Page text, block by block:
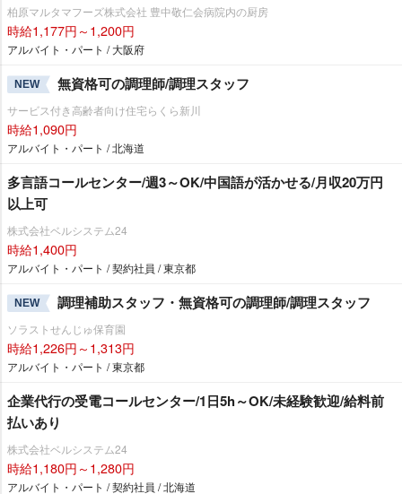
柏原マルタマフーズ株式会社 豊中敬仁会病院内の厨房
時給1,177円～1,200円
アルバイト・パート / 大阪府
NEW 無資格可の調理師/調理スタッフ
サービス付き高齢者向け住宅らくら新川
時給1,090円
アルバイト・パート / 北海道
多言語コールセンター/週3～OK/中国語が活かせる/月収20万円
以上可
株式会社ベルシステム24
時給1,400円
アルバイト・パート / 契約社員 / 東京都
NEW 調理補助スタッフ・無資格可の調理師/調理スタッフ
ソラストせんじゅ保育園
時給1,226円～1,313円
アルバイト・パート / 東京都
企業代行の受電コールセンター/1日5h～OK/未経験歓迎/給料前
払いあり
株式会社ベルシステム24
時給1,180円～1,280円
アルバイト・パート / 契約社員 / 北海道